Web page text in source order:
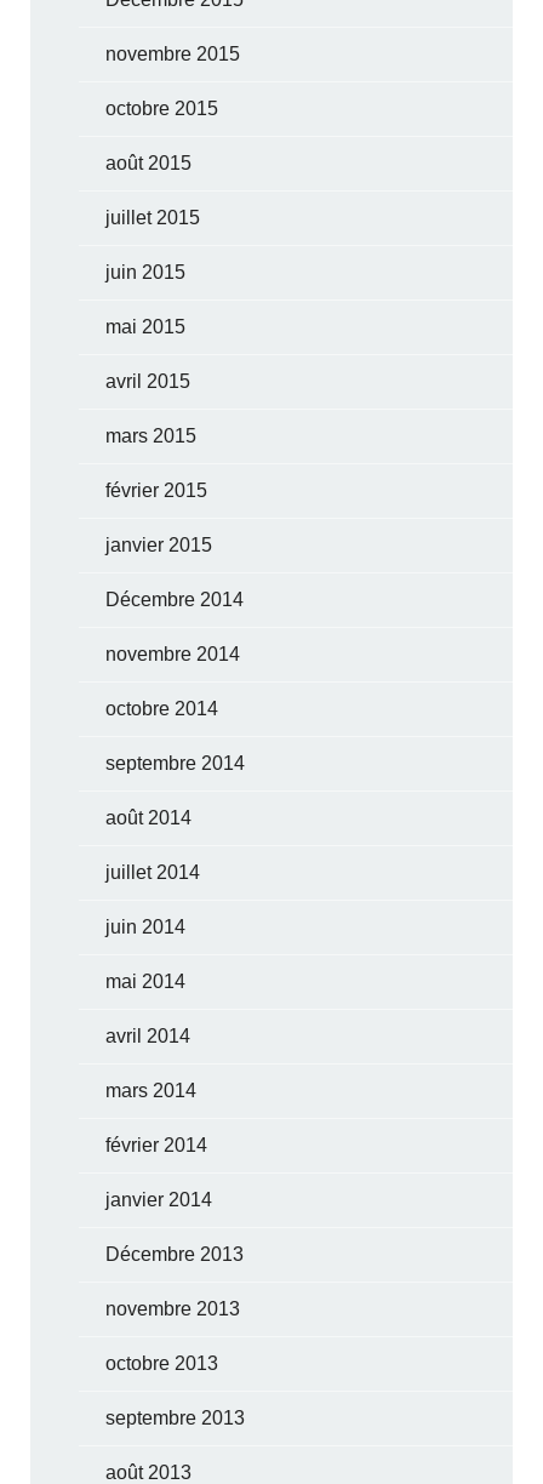
novembre 2015
octobre 2015
août 2015
juillet 2015
juin 2015
mai 2015
avril 2015
mars 2015
février 2015
janvier 2015
Décembre 2014
novembre 2014
octobre 2014
septembre 2014
août 2014
juillet 2014
juin 2014
mai 2014
avril 2014
mars 2014
février 2014
janvier 2014
Décembre 2013
novembre 2013
octobre 2013
septembre 2013
août 2013